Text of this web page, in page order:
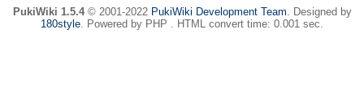
PukiWiki 1.5.4© 2001-2022 PukiWiki Development Team. Designed by
180style. Powered by PHP . HTML convert time: 0.001 sec.